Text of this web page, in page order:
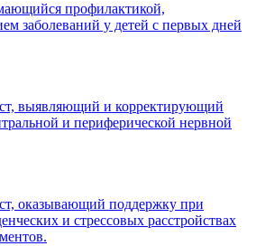
профилактикой,
заболеваний у детей с первых дней
выявляющий и корректирующий
и периферической нервной
оказывающий поддержку при
и стрессовых расстройствах